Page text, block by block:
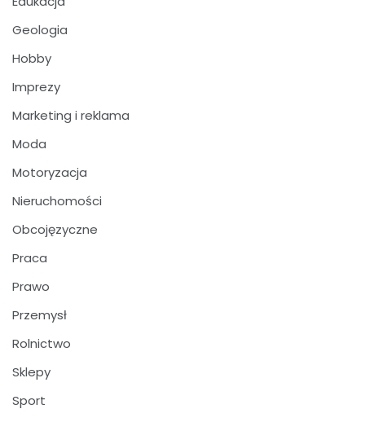
Geologia
Hobby
Imprezy
Marketing i reklama
Moda
Motoryzacja
Nieruchomości
Obcojęzyczne
Praca
Prawo
Przemysł
Rolnictwo
Sklepy
Sport